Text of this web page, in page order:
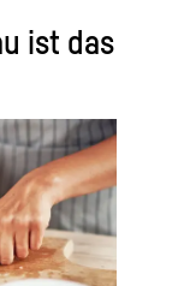
ist das